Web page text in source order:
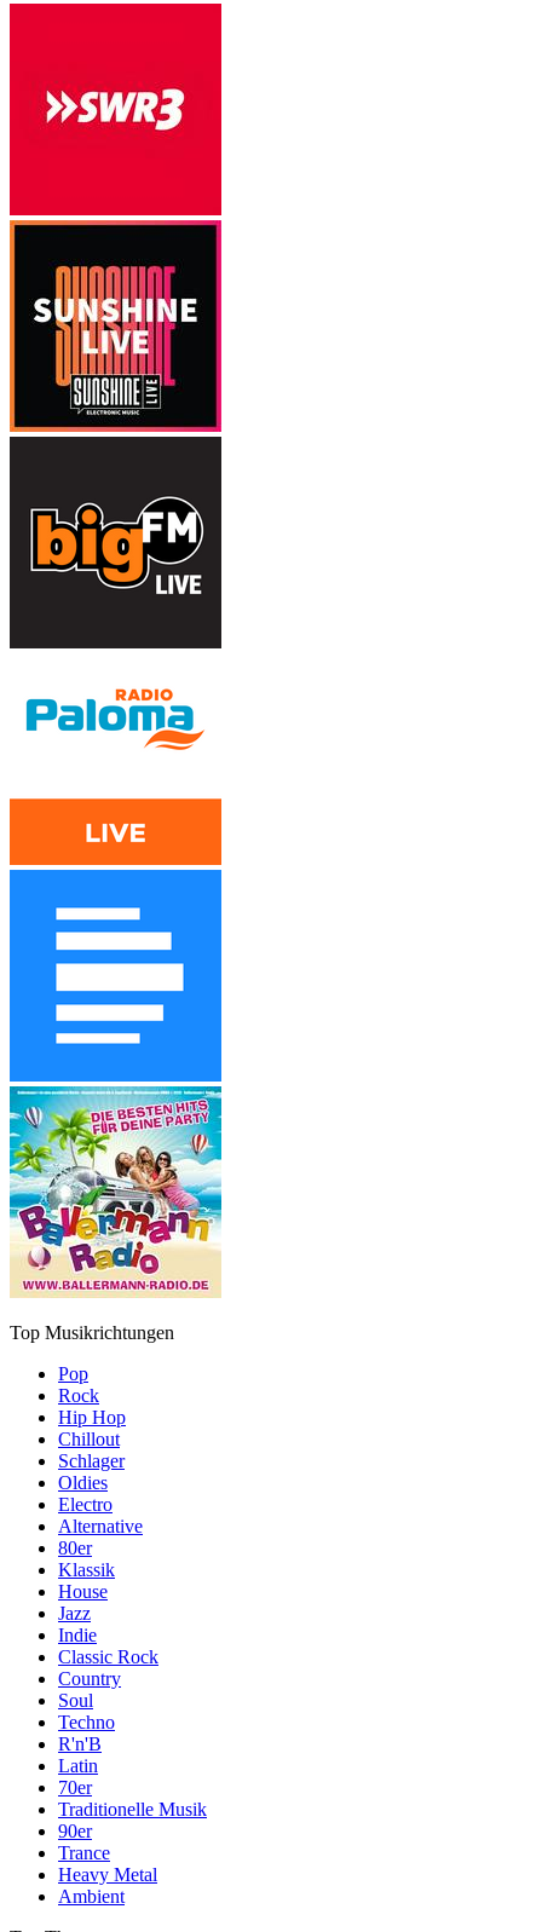
Top Musikrichtungen
Pop
Rock
Hip Hop
Chillout
Schlager
Oldies
Electro
Alternative
80er
Klassik
House
Jazz
Indie
Classic Rock
Country
Soul
Techno
R'n'B
Latin
70er
Traditionelle Musik
90er
Trance
Heavy Metal
Ambient